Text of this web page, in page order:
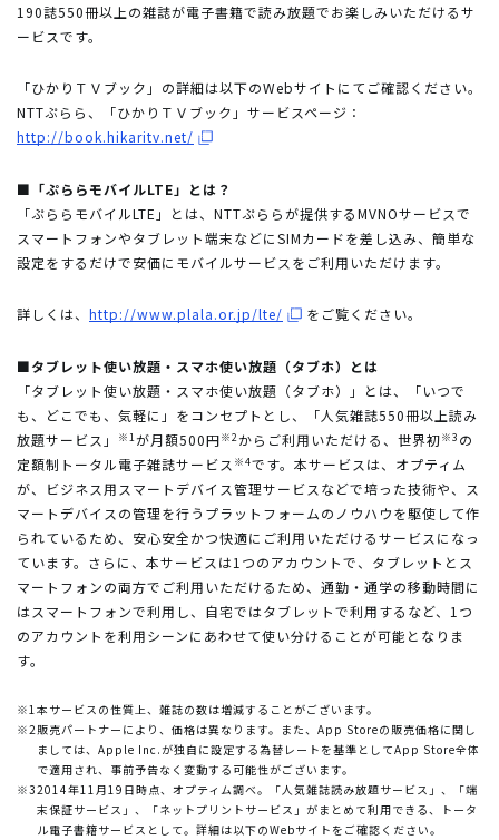
190誌550冊以上の雑誌が電子書籍で読み放題でお楽しみいただけるサ
ービスです。
「ひかりＴＶブック」の詳細は以下のWebサイトにてご確認ください。
NTTぷらら、「ひかりＴＶブック」サービスページ：
http://book.hikaritv.net/
■「ぷららモバイルLTE」とは？
「ぷららモバイルLTE」とは、NTTぷららが提供するMVNOサービスで
スマートフォンやタブレット端末などにSIMカードを差し込み、簡単な
設定をするだけで安価にモバイルサービスをご利用いただけます。
詳しくは、 http://www.plala.or.jp/lte/ をご覧ください。
■タブレット使い放題・スマホ使い放題（タブホ）とは
「タブレット使い放題・スマホ使い放題（タブホ）」とは、「いつで
も、どこでも、気軽に」をコンセプトとし、「人気雑誌550冊以上読み
放題サービス」
※1が月額500円※2からご利用いただける、世界初※3 の
定額制トータル電子雑誌サービス ※4です。本サービスは、オプティム
が、ビジネス用スマートデバイス管理サービスなどで培った技術や、ス
マートデバイスの管理を行うプラットフォームのノウハウを駆使して作
られているため、安心安全かつ快適にご利用いただけるサービスになっ
ています。さらに、本サービスは1つのアカウントで、タブレットとス
マートフォンの両方でご利用いただけるため、通勤・通学の移動時間に
はスマートフォンで利用し、自宅ではタブレットで利用するなど、1つ
のアカウントを利用シーンにあわせて使い分けることが可能となりま
す。
※1本サービスの性質上、雑誌の数は増減することがございます。
※2販売パートナーにより、価格は異なります。また、App Storeの販売価格に関し
ましては、Apple Inc.が独自に設定する為替レートを基準としてApp Store全体
で適用され、事前予告なく変動する可能性がございます。
※32014年11月19日時点、オプティム調べ。「人気雑誌読み放題サービス」、「端
末保証サービス」、「ネットプリントサービス」がまとめて利用できる、トータ
ル電子書籍サービスとして。詳細は以下のWebサイトをご確認ください。